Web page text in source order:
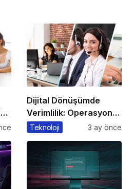
Dijital Dönüşümde
Verimlilik: Operasyonel
Süreçleri Tek
Teknoloji 3 ay önce